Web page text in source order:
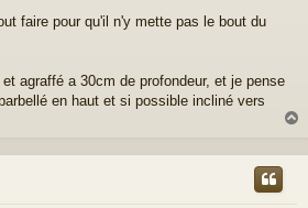
faire pour qu'il n'y mette pas le bout du
agraffé a 30cm de profondeur, et je pense
en haut et si possible incliné vers
u